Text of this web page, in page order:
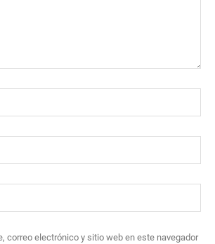
correo electrónico y sitio web en este navegador